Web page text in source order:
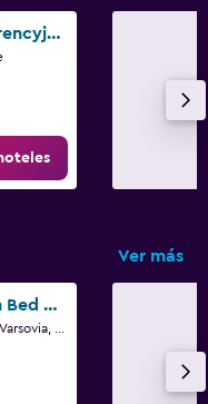
Centrum Konferencyjne Mrowka
Ver más
Noclegi Stadion Bed & Breakfast